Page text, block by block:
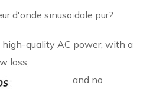
d'onde sinusoïdale pur?
high-quality AC power, with a
loss,
and no